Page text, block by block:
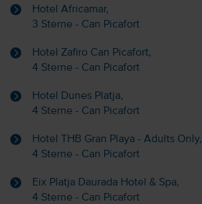
Hotel Africamar,
3 Sterne - Can Picafort
Hotel Zafiro Can Picafort,
4 Sterne - Can Picafort
Hotel Dunes Platja,
4 Sterne - Can Picafort
Hotel THB Gran Playa - Adults Only,
4 Sterne - Can Picafort
Eix Platja Daurada Hotel & Spa,
4 Sterne - Can Picafort